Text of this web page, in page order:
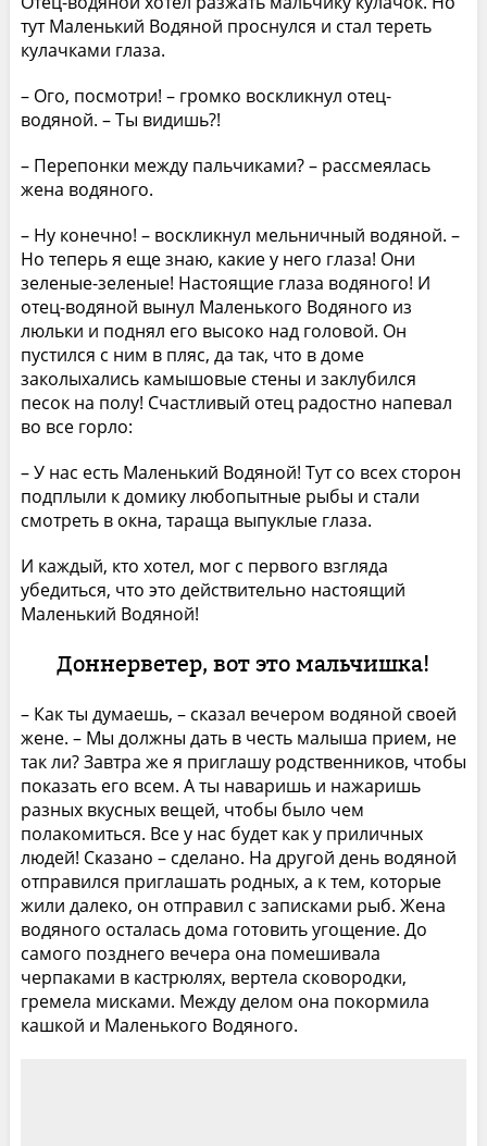
тут Маленький Водяной проснулся и стал тереть
кулачками глаза.
– Ого, посмотри! – громко воскликнул отец-
водяной. – Ты видишь?!
– Перепонки между пальчиками? – рассмеялась
жена водяного.
– Ну конечно! – воскликнул мельничный водяной. –
Но теперь я еще знаю, какие у него глаза! Они
зеленые-зеленые! Настоящие глаза водяного! И
отец-водяной вынул Маленького Водяного из
люльки и поднял его высоко над головой. Он
пустился с ним в пляс, да так, что в доме
заколыхались камышовые стены и заклубился
песок на полу! Счастливый отец радостно напевал
во все горло:
– У нас есть Маленький Водяной! Тут со всех сторон
подплыли к домику любопытные рыбы и стали
смотреть в окна, тараща выпуклые глаза.
И каждый, кто хотел, мог с первого взгляда
убедиться, что это действительно настоящий
Маленький Водяной!
Доннерветер, вот это мальчишка!
– Как ты думаешь, – сказал вечером водяной своей
жене. – Мы должны дать в честь малыша прием, не
так ли? Завтра же я приглашу родственников, чтобы
показать его всем. А ты наваришь и нажаришь
разных вкусных вещей, чтобы было чем
полакомиться. Все у нас будет как у приличных
людей! Сказано – сделано. На другой день водяной
отправился приглашать родных, а к тем, которые
жили далеко, он отправил с записками рыб. Жена
водяного осталась дома готовить угощение. До
самого позднего вечера она помешивала
черпаками в кастрюлях, вертела сковородки,
гремела мисками. Между делом она покормила
кашкой и Маленького Водяного.